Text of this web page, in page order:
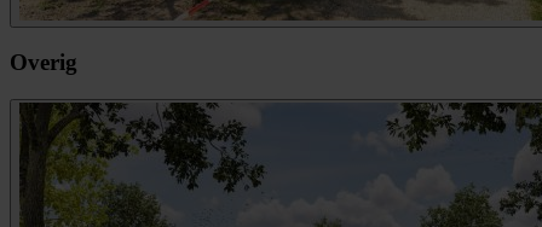
Overig